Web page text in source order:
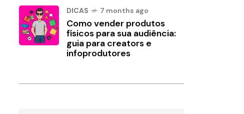
DICAS 7 months ago
Como vender produtos
físicos para sua audiência:
guia para creators e
infoprodutores